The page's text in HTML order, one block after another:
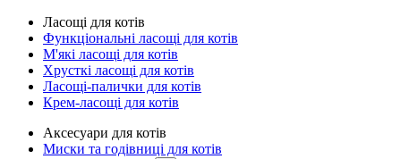
Ласощі для котів
Функціональні ласощі для котів
М'які ласощі для котів
Хрусткі ласощі для котів
Ласощі-палички для котів
Крем-ласощі для котів
Аксесуари для котів
Миски та годівниці для котів